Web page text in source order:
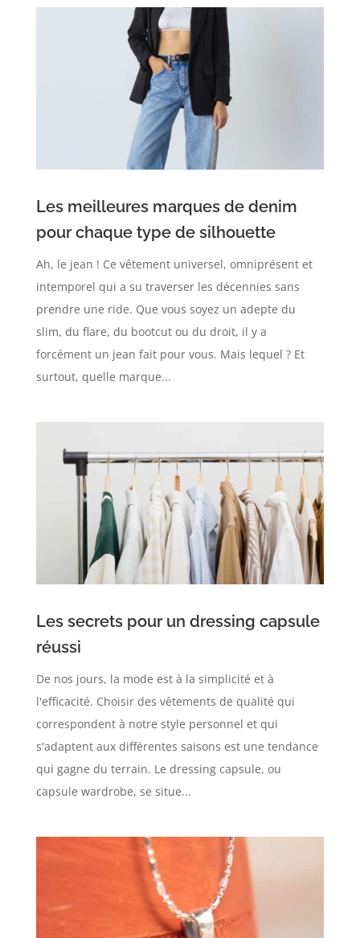
Les meilleures marques de denim
pour chaque type de silhouette
Ah, le jean ! Ce vêtement universel, omniprésent et
intemporel qui a su traverser les décennies sans
prendre une ride. Que vous soyez un adepte du
slim, du flare, du bootcut ou du droit, il y a
forcément un jean fait pour vous. Mais lequel ? Et
surtout, quelle marque...
Les secrets pour un dressing capsule
réussi
De nos jours, la mode est à la simplicité et à
l'efficacité. Choisir des vêtements de qualité qui
correspondent à notre style personnel et qui
s'adaptent aux différentes saisons est une tendance
qui gagne du terrain. Le dressing capsule, ou
capsule wardrobe, se situe...